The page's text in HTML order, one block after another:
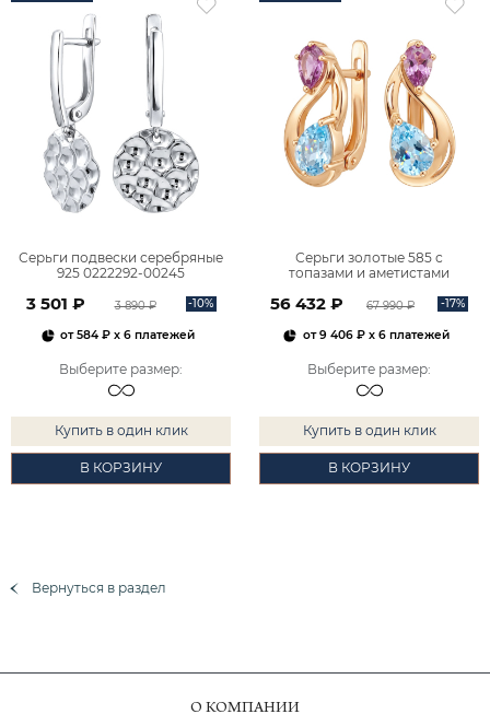
Серьги подвески серебряные
925 0222292-00245
3 501 ₽ 3 890 ₽ -10%
от584 ₽ x 6 платежей
Выберите размер:
Купить в один клик
В КОРЗИНУ
Серьги золотые 585 с
топазами и аметистами
56 432 ₽ 67 990 ₽ -17%
от9 406 ₽x 6 платежей
Выберите размер:
Купить в один клик
В КОРЗИНУ
Вернуться в раздел
О КОМПАНИИ